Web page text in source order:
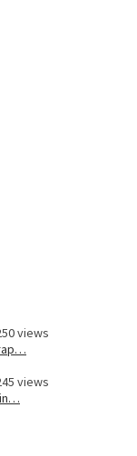
views
views